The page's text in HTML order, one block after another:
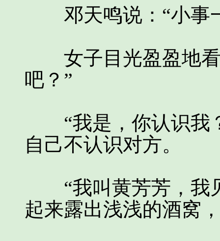
邓天鸣说：“小事
女子目光盈盈地看
吧？”
“我是，你认识我
自己不认识对方。
“我叫黄芳芳，我
起来露出浅浅的酒窝